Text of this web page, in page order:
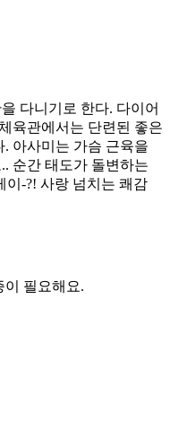
다니기로 한다. 다이어
육관에서는 단련된 좋은
아사미는 가슴 근육을
순간 태도가 돌변하는
이-?! 사랑 넘치는 쾌감
이 필요해요.